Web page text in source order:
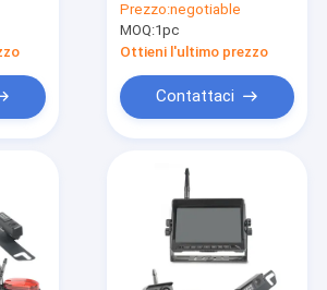
il
retrovisore del
veicolo di HD 1080P
984ft 120 gradi
Prezzo:negotiable
MOQ:1pc
Ottieni l'ultimo prezzo
Contattaci